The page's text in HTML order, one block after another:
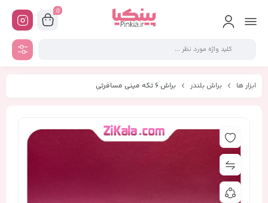
0
ابزار ها براش بلندر براش 6 تکه مینی مسافرتی